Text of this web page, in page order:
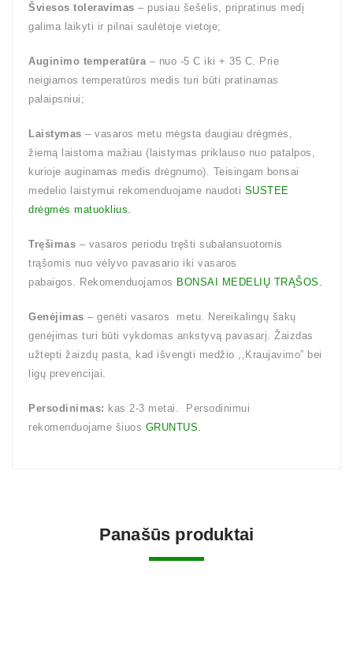
Šviesos toleravimas – pusiau šešėlis, pripratinus medį
galima laikyti ir pilnai saulėtoje vietoje;
Auginimo temperatūra– nuo -5 C iki + 35 C. Prie
neigiamos temperatūros medis turi būti pratinamas
palaipsniui;
Laistymas – vasaros metu mėgsta daugiau drėgmės,
žiemą laistoma mažiau (laistymas priklauso nuo patalpos,
kurioje auginamas medis drėgnumo). Teisingam bonsai
medelio laistymui rekomenduojame naudoti SUSTEE
drėgmės matuoklius.
Tręšimas – vasaros periodu tręšti subalansuotomis
trąšomis nuo vėlyvo pavasario iki vasaros
pabaigos. Rekomenduojamos BONSAI MEDELIŲ TRĄŠOS.
Genėjimas – genėti vasaros metu. Nereikalingų šakų
genėjimas turi būti vykdomas ankstyvą pavasarį. Žaizdas
užtepti žaizdų pasta, kad išvengti medžio ,,Kraujavimo” bei
ligų prevencijai.
Persodinimas: kas 2-3 metai. Persodinimui
rekomenduojame šiuos GRUNTUS.
Panašūs produktai